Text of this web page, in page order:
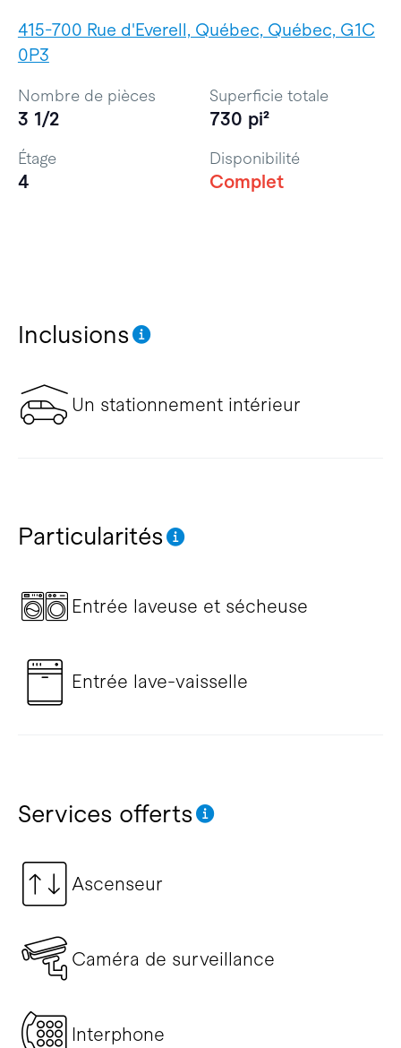
415-700 Rue d'Everell, Québec, Québec, G1C
0P3
Inclusions
Un stationnement intérieur
Particularités
Entrée laveuse et sécheuse
Entrée lave-vaisselle
Services offerts
Ascenseur
Caméra de surveillance
Interphone
Nombre de pièces
3 1/2
Superficie totale
730 pi²
Étage
4
Disponibilité
Complet